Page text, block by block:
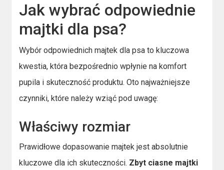
Jak wybrać odpowiednie
majtki dla psa?
Wybór odpowiednich majtek dla psa to kluczowa
kwestia, która bezpośrednio wpłynie na komfort
pupila i skuteczność produktu. Oto najważniejsze
czynniki, które należy wziąć pod uwagę:
Właściwy rozmiar
Prawidłowe dopasowanie majtek jest absolutnie
kluczowe dla ich skuteczności. Zbyt ciasne majtki